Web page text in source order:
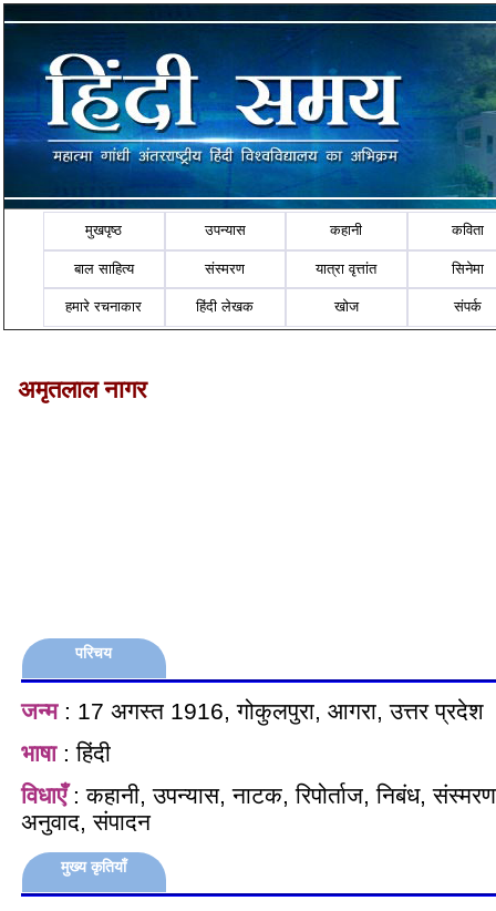
मुखपृष्ठ उपन्यास कहानी कविता
बाल साहित्य संस्मरण यात्रा वृत्तांत सिनेमा
हमारे रचनाकार हिंदी लेखक खोज संपर्क
अमृतलाल नागर
परिचय
जन्म: 17 अगस्त 1916, गोकुलपुरा, आगरा, उत्तर प्रदेश
भाषा: हिंदी
विधाएँ: कहानी, उपन्यास, नाटक, रिपोर्ताज, निबंध,
अनुवाद, संपादन
मुख्य कृतियाँ